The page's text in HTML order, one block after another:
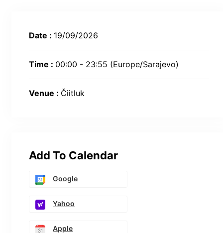
Date : 19/09/2026
Time : 00:00 - 23:55 (Europe/Sarajevo)
Venue : Čiitluk
Add To Calendar
Google
Yahoo
Apple